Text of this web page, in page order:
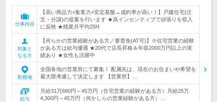
仕事内容
【高い商品力×集客力×安定基盤→成約率が高い！】戸建住宅(注
文・分譲)の提案を行います ★高インセンティブで頑張りを収入
に反映 ★残業月平均25H
対象と
なる方
【何らかの営業経験がある方／要普免(AT可)】※住宅営業の経験
がある方は給与優遇 ★20代で店長昇格＆年収2000万円以上の実
績あり ★女性も活躍中
勤務地
全国各地の営業所にて募集！ 配属先は、現在のお住まいや希望を
最大限考慮して決定します 【営業所】…
給与
月給31万680円～45万円（住宅営業の経験がある方）月給25万
4,300円～45万円（何かしらの営業経験がある方）…